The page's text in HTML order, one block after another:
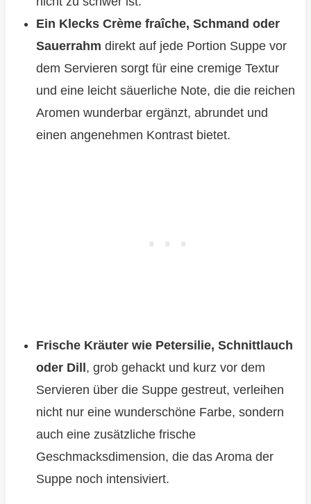
Ein Klecks Crème fraîche, Schmand oder
Sauerrahm direkt auf jede Portion Suppe vor
dem Servieren sorgt für eine cremige Textur
und eine leicht säuerliche Note, die die reichen
Aromen wunderbar ergänzt, abrundet und
einen angenehmen Kontrast bietet.
Frische Kräuter wie Petersilie, Schnittlauch
oder Dill , grob gehackt und kurz vor dem
Servieren über die Suppe gestreut, verleihen
nicht nur eine wunderschöne Farbe, sondern
auch eine zusätzliche frische
Geschmacksdimension, die das Aroma der
Suppe noch intensiviert.